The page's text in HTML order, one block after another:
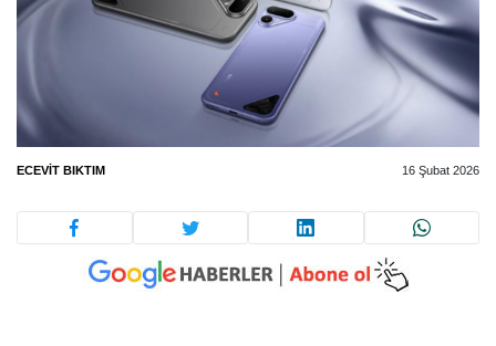
ECEVIT BIKTIM 16 Şubat 2026